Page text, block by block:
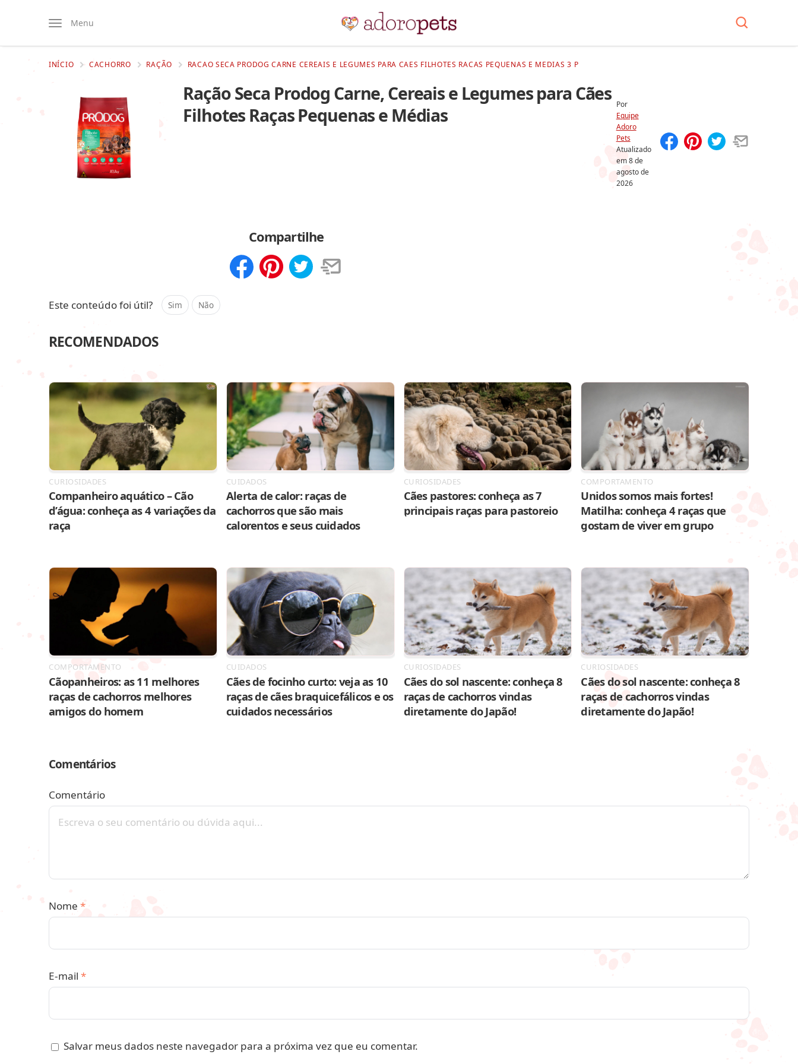
Menu
INÍCIO CACHORRO RAÇÃO RACAO SECA PRODOG CARNE CEREAIS E LEGUMES PARA CAES FILHOTES RACAS PEQUENAS E MEDIAS 3 P
Ração Seca Prodog Carne, Cereais e Legumes para Cães
Filhotes Raças Pequenas e Médias
Por
Equipe
Adoro
Pets
Atualizado
em8 de
agosto de
2026
Compartilhe
Este conteúdo foi útil? Sim Não
RECOMENDADOS
CURIOSIDADES
Companheiro aquático – Cão
d’água: conheça as 4 variações da
raça
CUIDADOS
Alerta de calor: raças de
cachorros que são mais
calorentos e seus cuidados
CURIOSIDADES
Cães pastores: conheça as 7
principais raças para pastoreio
COMPORTAMENTO
Unidos somos mais fortes!
Matilha: conheça 4 raças que
gostam de viver em grupo
COMPORTAMENTO
Cãopanheiros: as 11 melhores
raças de cachorros melhores
amigos do homem
CUIDADOS
Cães de focinho curto: veja as 10
raças de cães braquicefálicos e os
cuidados necessários
CURIOSIDADES
Cães do sol nascente: conheça 8
raças de cachorros vindas
diretamente do Japão!
CURIOSIDADES
Cães do sol nascente: conheça 8
raças de cachorros vindas
diretamente do Japão!
Comentários
Comentário
Nome *
E-mail *
Salvar meus dados neste navegador para a próxima vez que eu comentar.